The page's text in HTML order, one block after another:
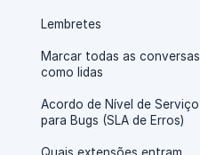
Lembretes
Marcar todas as conversas
como lidas
Acordo de Nível de Serviço
para Bugs (SLA de Erros)